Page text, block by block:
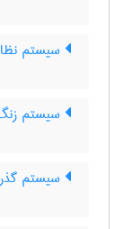
سیستم
سیستم
سیستم